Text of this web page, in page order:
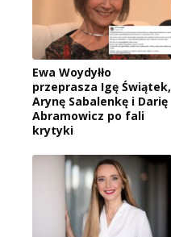
Ewa Woydyłło
przeprasza Igę Świątek,
Arynę Sabalenkę i Darię
Abramowicz po fali
krytyki